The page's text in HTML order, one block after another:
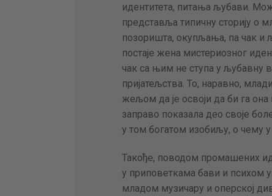
идентитета, питања љубави.
представља типичну сторију о
позоришта, окупљања, па чак и
постаје жена мистериозног
чак са њим не ступа у љубавну
пријатељства. То, наравно,
жељом да је освоји да би га она
заправо показала део своје
у том богатом изобиљу, о чему у
Такође, поводом промашених
у приповеткама бави и психом
младом музичару и оперској